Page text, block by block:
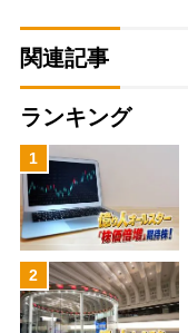
関連記事
ランキング
1
2